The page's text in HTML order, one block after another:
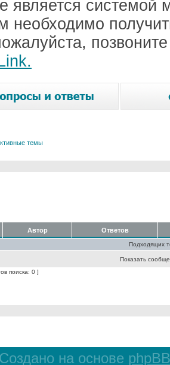
является системой
необходимо
темы
Автор Ответов
Подходящих
Показать
поиска: 0 ]
Создано на основе phpBB